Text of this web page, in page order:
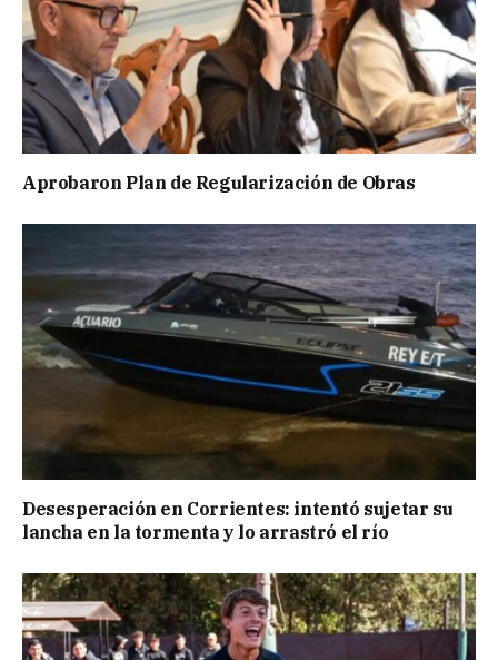
Aprobaron Plan de Regularización de Obras
Desesperación en Corrientes: intentó sujetar su
lancha en la tormenta y lo arrastró el río